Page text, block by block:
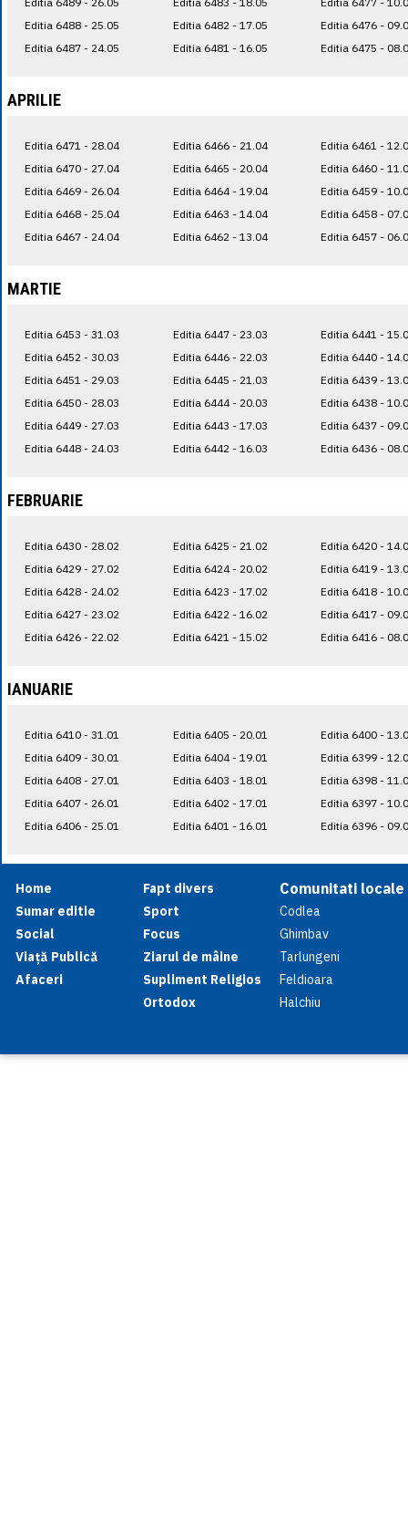
Editia 6488 - 25.05
Editia 6487 - 24.05
Editia 6482 - 17.05
Editia 6481 - 16.05
Editia 6476 -
Editia 6475 -
APRILIE
Editia 6471 - 28.04
Editia 6470 - 27.04
Editia 6469 - 26.04
Editia 6468 - 25.04
Editia 6467 - 24.04
Editia 6466 - 21.04
Editia 6465 - 20.04
Editia 6464 - 19.04
Editia 6463 - 14.04
Editia 6462 - 13.04
Editia 6461 -
Editia 6460 -
Editia 6459 -
Editia 6458 -
Editia 6457 -
MARTIE
Editia 6453 - 31.03
Editia 6452 - 30.03
Editia 6451 - 29.03
Editia 6450 - 28.03
Editia 6449 - 27.03
Editia 6448 - 24.03
Editia 6447 - 23.03
Editia 6446 - 22.03
Editia 6445 - 21.03
Editia 6444 - 20.03
Editia 6443 - 17.03
Editia 6442 - 16.03
Editia 6441 -
Editia 6440 -
Editia 6439 -
Editia 6438 -
Editia 6437 -
Editia 6436 -
FEBRUARIE
Editia 6430 - 28.02
Editia 6429 - 27.02
Editia 6428 - 24.02
Editia 6427 - 23.02
Editia 6426 - 22.02
Editia 6425 - 21.02
Editia 6424 - 20.02
Editia 6423 - 17.02
Editia 6422 - 16.02
Editia 6421 - 15.02
Editia 6420 -
Editia 6419 -
Editia 6418 -
Editia 6417 -
Editia 6416 -
IANUARIE
Editia 6410 - 31.01
Editia 6409 - 30.01
Editia 6408 - 27.01
Editia 6407 - 26.01
Editia 6406 - 25.01
Editia 6405 - 20.01
Editia 6404 - 19.01
Editia 6403 - 18.01
Editia 6402 - 17.01
Editia 6401 - 16.01
Editia 6400 -
Editia 6399 -
Editia 6398 -
Editia 6397 -
Editia 6396 -
Home
Sumar editie
Social
Viață Publică
Afaceri
Fapt divers
Sport
Focus
Ziarul de mâine
Supliment Religios
Ortodox
Comunitati locale
Codlea
Ghimbav
Tarlungeni
Feldioara
Halchiu